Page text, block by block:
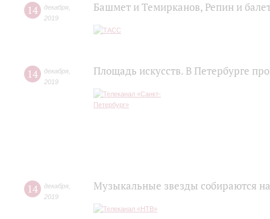
14 декабря
2019
Башмет и Темирканов, Репин и
14 декабря
2019
Площадь искусств. В Петербурге
14 декабря
2019
Музыкальные звезды собираются